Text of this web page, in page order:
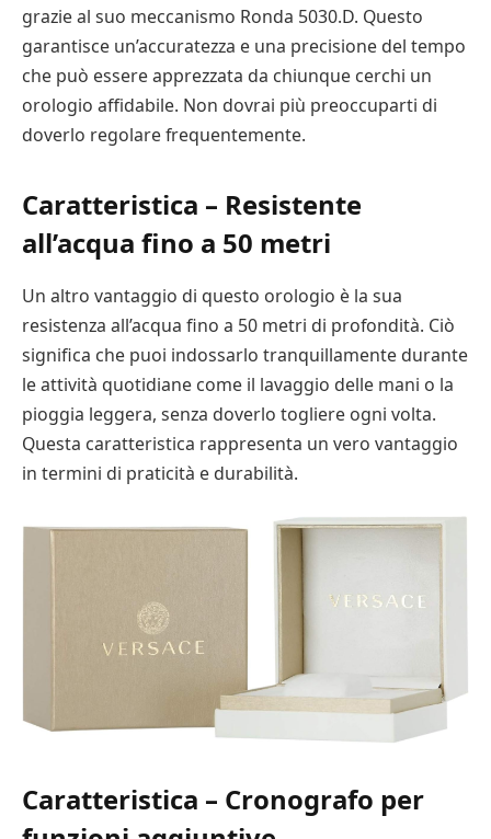
grazie al suo meccanismo Ronda 5030.D. Questo
garantisce un’accuratezza e una precisione del tempo
che può essere apprezzata da chiunque cerchi un
orologio affidabile. Non dovrai più preoccuparti di
doverlo regolare frequentemente.
Caratteristica – Resistente
all’acqua fino a 50 metri
Un altro vantaggio di questo orologio è la sua
resistenza all’acqua fino a 50 metri di profondità. Ciò
significa che puoi indossarlo tranquillamente durante
le attività quotidiane come il lavaggio delle mani o la
pioggia leggera, senza doverlo togliere ogni volta.
Questa caratteristica rappresenta un vero vantaggio
in termini di praticità e durabilità.
Caratteristica – Cronografo per